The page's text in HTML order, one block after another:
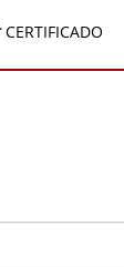
CERTIFICADO